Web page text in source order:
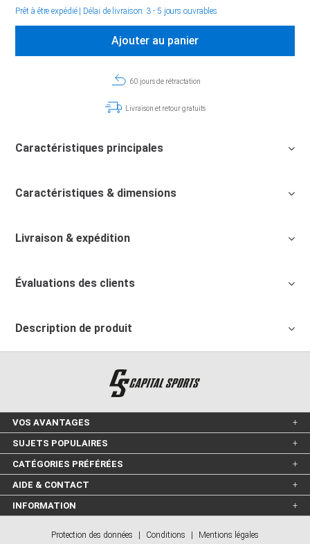
Prêt à être expédié Délai de livraison: 3 - 5 jours ouvrables
Ajouter au panier
60 jours de rétractation
Livraison et retour gratuits
Caractéristiques principales
Caractéristiques & dimensions
Livraison & expédition
Évaluations des clients
Description de produit
VOS AVANTAGES
SUJETS POPULAIRES
CATÉGORIES PRÉFÉRÉES
AIDE & CONTACT
INFORMATION
Protection des données Conditions Mentions légales